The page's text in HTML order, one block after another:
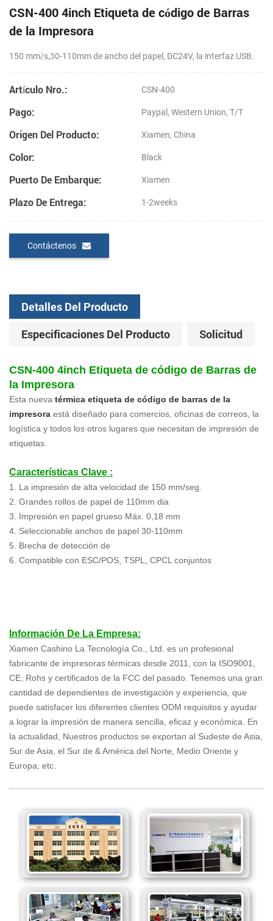
CSN-400 4inch Etiqueta de código de Barras
de la Impresora
150 mm/s,30-110mm de ancho del papel, DC24V, la interfaz USB.
Artículo Nro.: CSN-400
Pago: Paypal, Western Union, T/T
Origen Del Producto: Xiamen, China
Color: Black
Puerto De Embarque: Xiamen
Plazo De Entrega: 1-2weeks
Contáctenos
Detalles Del Producto
Especificaciones Del Producto
Solicitud
CSN-400 4inch Etiqueta de código de Barras de
la Impresora
Esta nueva térmica etiqueta de código de barras de la
impresora está diseñado para comercios, oficinas de correos, la
logística y todos los otros lugares que necesitan de impresión de
etiquetas.
Características Clave :
1. La impresión de alta velocidad de 150 mm/seg.
2. Grandes rollos de papel de 110mm dia
3. Impresión en papel grueso Máx. 0,18 mm
4. Seleccionable anchos de papel 30-110mm
5. Brecha de detección de
6. Compatible con ESC/POS, TSPL, CPCL conjuntos
Información De La Empresa:
Xiamen Cashino La Tecnología Co., Ltd. es un profesional
fabricante de impresoras térmicas desde 2011, con la ISO9001,
CE, Rohs y certificados de la FCC del pasado. Tenemos una gran
cantidad de dependientes de investigación y experiencia, que
puede satisfacer los diferentes clientes ODM requisitos y ayudar
a lograr la impresión de manera sencilla, eficaz y económica. En
la actualidad, Nuestros productos se exportan al Sudeste de Asia,
Sur de Asia, el Sur de & América del Norte, Medio Oriente y
Europa, etc.